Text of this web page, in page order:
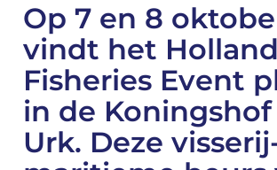
Op 7 en 8
vindt het Holland
Fisheries Event
in de
Urk. Deze